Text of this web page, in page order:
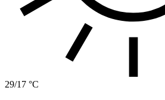
29/17 °C